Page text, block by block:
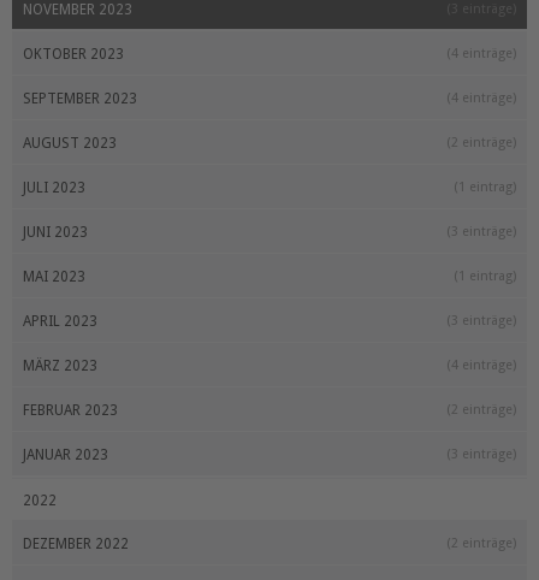
NOVEMBER 2023 (3 einträge)
OKTOBER 2023 (4 einträge)
SEPTEMBER 2023 (4 einträge)
AUGUST 2023 (2 einträge)
JULI 2023 (1 eintrag)
JUNI 2023 (3 einträge)
MAI 2023 (1 eintrag)
APRIL 2023 (3 einträge)
MÄRZ 2023 (4 einträge)
FEBRUAR 2023 (2 einträge)
JANUAR 2023 (3 einträge)
2022
DEZEMBER 2022 (2 einträge)